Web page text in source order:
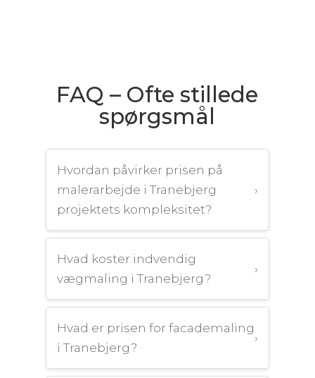
FAQ – Ofte stillede
spørgsmål
Hvordan påvirker prisen på
malerarbejde i Tranebjerg
projektets kompleksitet?
›
Hvad koster indvendig
vægmaling i Tranebjerg?
›
Hvad er prisen for facademaling
i Tranebjerg?
›